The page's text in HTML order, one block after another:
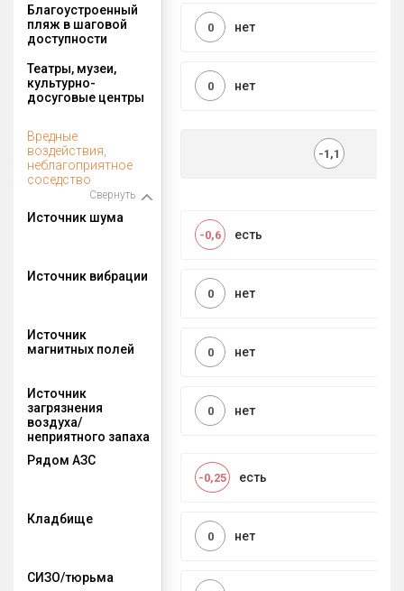
Благоустроенный
пляж в шаговой
доступности
нет
0
Театры, музеи,
культурно-
досуговые центры
нет
0
Вредные
воздействия,
неблагоприятное
соседство
Свернуть
-1,1
Источник шума
есть
-0,6
Источник вибрации
нет
0
Источник
магнитных полей
нет
0
Источник
загрязнения
воздуха/
неприятного запаха
нет
0
Рядом АЗС
есть
-0,25
Кладбище
нет
0
СИЗО/тюрьма